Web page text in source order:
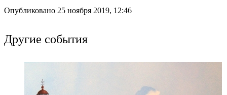
Опубликовано 25 ноября 2019, 12:46
Другие события